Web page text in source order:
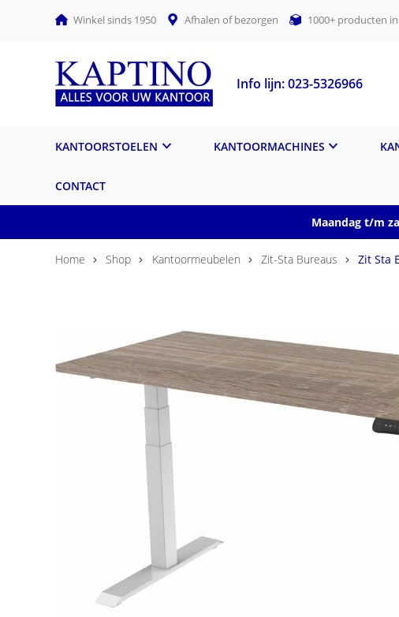
Winkel sinds 1950 Afhalen of bezorgen 1000+ producten
Info lijn: 023-5326966
KANTOORSTOELEN KANTOORMACHINES
CONTACT
Maandag t/m
Home Shop Kantoormeubelen Zit-Sta Bureaus Zit Sta